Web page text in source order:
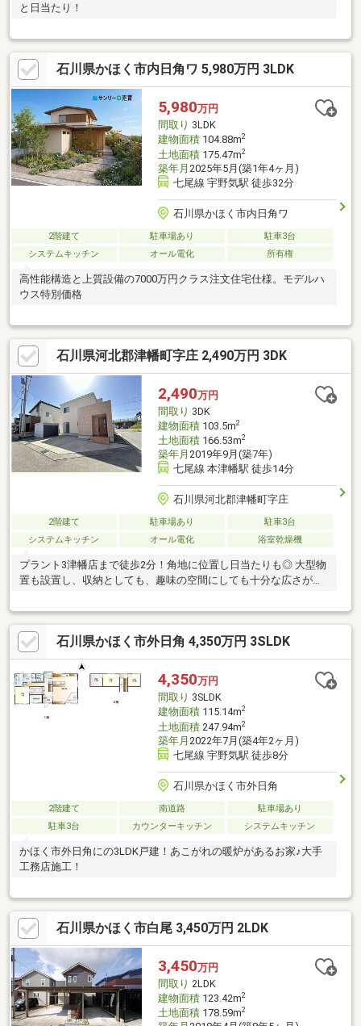
と日当たり！
石川県かほく市内日角ワ 5,980万円 3LDK
5,980万円
間取り 3LDK
建物面積104.88m2
土地面積175.47m2
築年月 2025年5月(築1年4ヶ月)
七尾線 宇野気駅 徒歩32分
石川県かほく市内日角ワ
2階建て 駐車場あり
駐車3台
システムキッチン
オール電化 所有権
高性能構造と上質設備の7000万円クラス注文住宅仕様。モデルハ
ウス特別価格
石川県河北郡津幡町字庄 2,490万円 3DK
2,490万円
間取り 3DK
建物面積103.5m2
土地面積166.53m2
築年月 2019年9月(築7年)
七尾線 本津幡駅 徒歩14分
石川県河北郡津幡町字庄
2階建て 駐車場あり
駐車3台
システムキッチン
オール電化 浴室乾燥機
プラント3津幡店まで徒歩2分！角地に位置し日当たりも◎ 大型物
置も設置し、収納としても、趣味の空間にしても十分な広さがあ
石川県かほく市外日角 4,350万円 3SLDK
4,350万円
間取り 3SLDK
建物面積115.14m2
土地面積247.94m2
築年月 2022年7月(築4年2ヶ月)
七尾線 宇野気駅 徒歩8分
石川県かほく市外日角
2階建て 南道路
駐車場あり
駐車3台
カウンターキッチン システムキッチン
かほく市外日角にの3LDK戸建！あこがれの暖炉があるお家♪大手
工務店施工！
石川県かほく市白尾 3,450万円 2LDK
3,450万円
間取り 2LDK
建物面積123.42m2
土地面積178.59m2